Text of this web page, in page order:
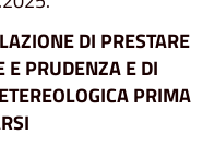
DI PRESTARE
PRUDENZA E DI
PRIMA